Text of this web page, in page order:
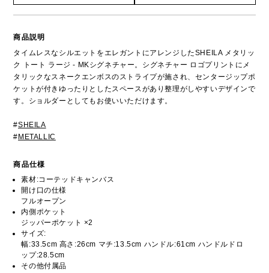
商品説明
タイムレスなシルエットをエレガントにアレンジしたSHEILA メタリッ
ク トート ラージ - MKシグネチャー。シグネチャー ロゴプリントにメ
タリックなスネークエンボスのストライプが施され、センタージップポ
ケットが付きゆったりとしたスペースがあり整理がしやすいデザインで
す。ショルダーとしてもお使いいただけます。
#SHEILA
# METALLIC
商品仕様
素材:コーテッドキャンバス
開け口の仕様
フルオープン
内側ポケット
ジッパーポケット ×2
サイズ:
幅:33.5cm 高さ:26cm マチ:13.5cm ハンドル:61cm ハンドルドロ
ップ:28.5cm
その他付属品